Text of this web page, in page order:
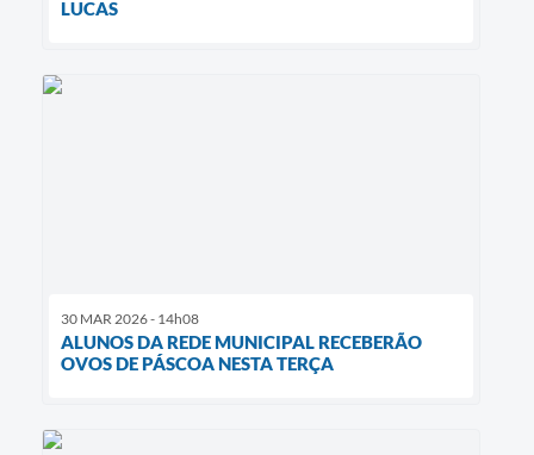
LUCAS
30 MAR 2026 - 14h08
ALUNOS DA REDE MUNICIPAL RECEBERÃO
OVOS DE PÁSCOA NESTA TERÇA